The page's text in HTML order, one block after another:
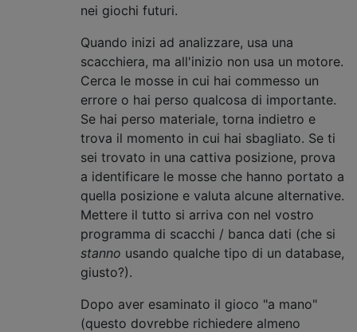
nei giochi futuri.
Quando inizi ad analizzare, usa una
scacchiera, ma all'inizio non usa un motore.
Cerca le mosse in cui hai commesso un
errore o hai perso qualcosa di importante.
Se hai perso materiale, torna indietro e
trova il momento in cui hai sbagliato. Se ti
sei trovato in una cattiva posizione, prova
a identificare le mosse che hanno portato a
quella posizione e valuta alcune alternative.
Mettere il tutto si arriva con nel vostro
programma di scacchi / banca dati (che si
stanno usando qualche tipo di un database,
giusto?).
Dopo aver esaminato il gioco "a mano"
(questo dovrebbe richiedere almeno